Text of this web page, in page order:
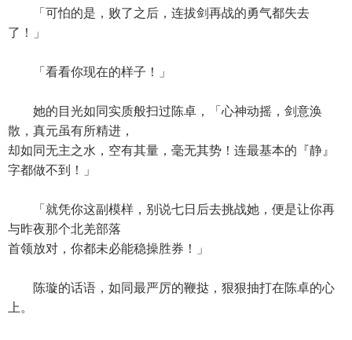
「可怕的是，败了之后，连拔剑再战的勇气都失去
了！」
「看看你现在的样子！」
她的目光如同实质般扫过陈卓，「心神动摇，剑意涣
散，真元虽有所精进，
却如同无主之水，空有其量，毫无其势！连最基本的『静』
字都做不到！」
「就凭你这副模样，别说七日后去挑战她，便是让你再
与昨夜那个北羌部落
首领放对，你都未必能稳操胜券！」
陈璇的话语，如同最严厉的鞭挞，狠狠抽打在陈卓的心
上。